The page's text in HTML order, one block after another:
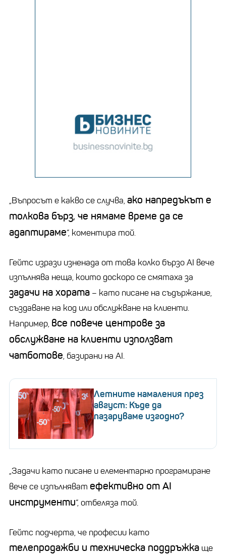
„Въпросът е какво се случва, ако напредъкът е
толкова бърз, че нямаме време да се
адаптираме“, коментира той.
Гейтс изрази изненада от това колко бързо AI вече
изпълнява неща, които доскоро се смятаха за
задачи на хората – като писане на съдържание,
създаване на код или обслужване на клиенти.
Например, все повече центрове за
обслужване на клиенти използват
чатботове, базирани на AI.
Летните намаления през
август: Къде да
пазаруваме изгодно?
„Задачи като писане и елементарно програмиране
вече се изпълняват ефективно от AI
инструменти“, отбеляза той.
Гейтс подчерта, че професии като
телепродажби и техническа поддръжка ще